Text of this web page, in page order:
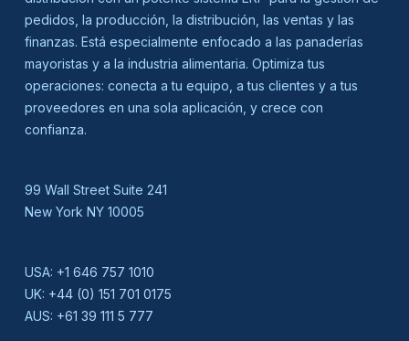
pedidos, la producción, la distribución, las ventas y las
finanzas. Está especialmente enfocado a las panaderías
mayoristas y a la industria alimentaria. Optimiza tus
operaciones: conecta a tu equipo, a tus clientes y a tus
proveedores en una sola aplicación, y crece con
confianza.
99 Wall Street Suite 241
New York NY 10005
USA: +1 646 757 1010
UK: +44 (0) 151 701 0175
AUS: +61 39 111 5 777